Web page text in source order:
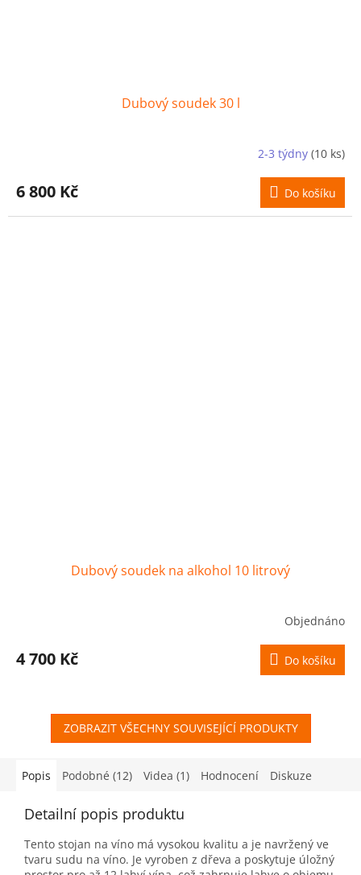
Dubový soudek 30 l
2-3 týdny (10 ks)
6 800 Kč Do košíku
Dubový soudek na alkohol 10 litrový
Objednáno
4 700 Kč Do košíku
ZOBRAZIT VŠECHNY SOUVISEJÍCÍ PRODUKTY
Popis Podobné (12) Videa (1) Hodnocení Diskuze
Detailní popis produktu
Tento stojan na víno má vysokou kvalitu a je navržený ve
tvaru sudu na víno. Je vyroben z dřeva a poskytuje úložný